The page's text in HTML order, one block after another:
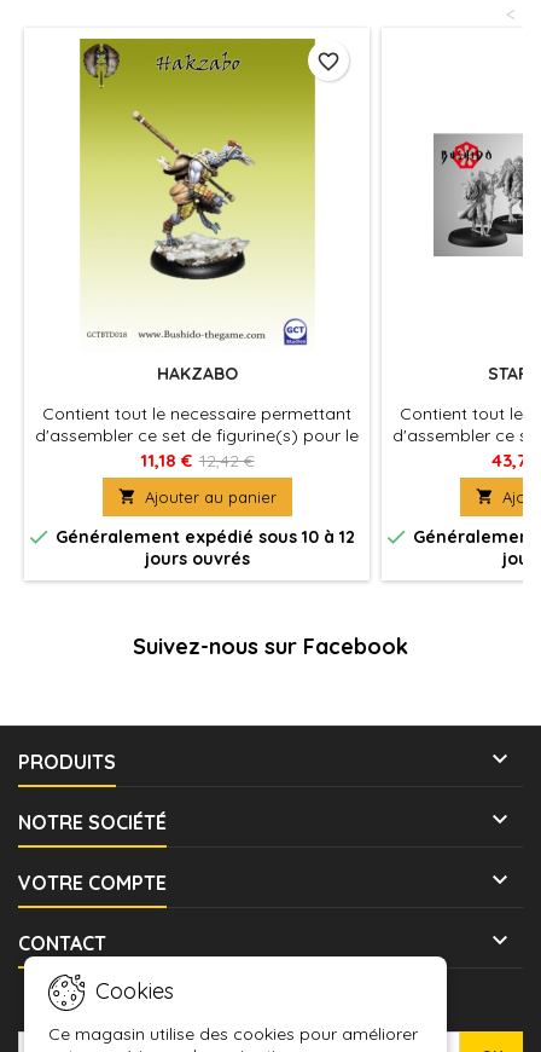
<
HAKZABO
Contient tout le necessaire permettant
d'assembler ce set de figurine(s) pour le
jeu Bushido, produit fournies avec leurs
socles en plastique. Figurine(s) à
peindre et à assembler
11,18 € 12,42 €
 Ajouter au panier
 Généralement expédié sous 10 à 12
jours ouvrés
favorite_border
Contient tout le
d'assembler ce
jeu Bushido,
socles en
peindre
43,74

 Généralement
Suivez-nous sur Facebook
PRODUITS 
NOTRE SOCIÉTÉ 
VOTRE COMPTE 
CONTACT 
Cookies
Ce magasin utilise des cookies pour améliorer
LETTRE D'INFORMATIONS